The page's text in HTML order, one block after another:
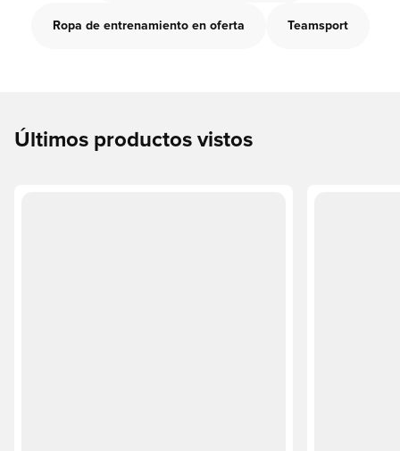
Ropa de entrenamiento en oferta Teamsport
Últimos productos vistos